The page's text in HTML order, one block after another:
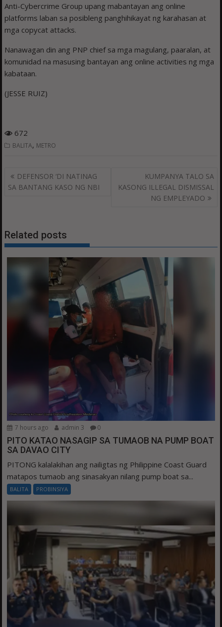
Anti-Cybercrime Group upang mabantayan ang online
platforms laban sa posibleng panghihikayat ng karahasan at
mga copycat attacks.
Nanawagan din ang PNP chief sa mga magulang, paaralan, at
komunidad na masusing bantayan ang online activities ng mga
kabataan.
(JESSE RUIZ)
672
BALITA, METRO
Post
navigation
DEFENSOR ‘DI NATINAG
SA BANTANG KASO NG NBI
KUMPANYA TALO SA
KASONG ILLEGAL DISMISSAL
NG EMPLEYADO
Related posts
7 hours ago admin 3 0
PITO KATAO NASAGIP SA TUMAOB NA PUMP BOAT
SA DAVAO CITY
PITONG kalalakihan ang nailigtas ng Philippine Coast Guard
matapos tumaob ang sinasakyan nilang pump boat sa...
BALITA PROBINSIYA